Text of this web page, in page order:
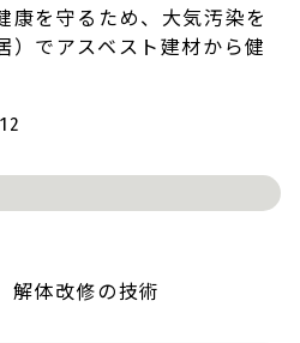
康を守るため、大気汚染を
）でアスベスト建材から健
解体改修の技術